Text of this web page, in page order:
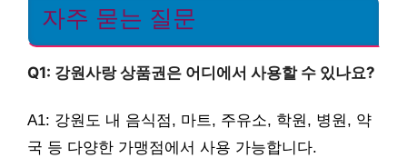
자주 묻는 질문
Q1: 강원사랑 상품권은 어디에서 사용할 수 있나요?
A1: 강원도 내 음식점, 마트, 주유소, 학원, 병원, 약
국 등 다양한 가맹점에서 사용 가능합니다.